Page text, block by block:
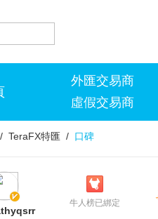
外匯交易商
虛假交易商
/ TeraFX特匯 / 口碑
牛人榜已綁定